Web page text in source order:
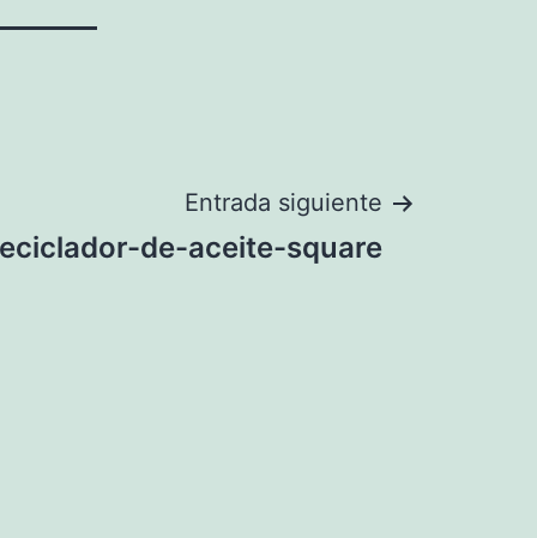
Entrada siguiente
de-aceite-square